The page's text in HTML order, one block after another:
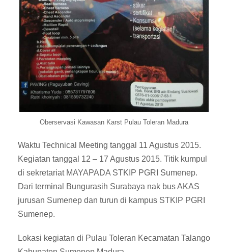
Oberservasi Kawasan Karst Pulau Toleran Madura
Waktu Technical Meeting tanggal 11 Agustus 2015.
Kegiatan tanggal 12 – 17 Agustus 2015. Titik kumpul
di sekretariat MAYAPADA STKIP PGRI Sumenep.
Dari terminal Bungurasih Surabaya nak bus AKAS
jurusan Sumenep dan turun di kampus STKIP PGRI
Sumenep.
Lokasi kegiatan di Pulau Toleran Kecamatan Talango